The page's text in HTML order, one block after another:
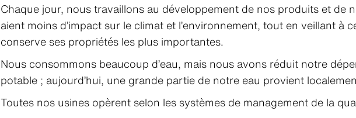
Chaque jour, nous travaillons au développement de nos produits et de
aient moins d’impact sur le climat et l’environnement, tout en veillant à
conserve ses propriétés les plus importantes.
Nous consommons beaucoup d’eau, mais nous avons réduit notre
potable ; aujourd’hui, une grande partie de notre eau provient
Toutes nos usines opèrent selon les systèmes de management de la